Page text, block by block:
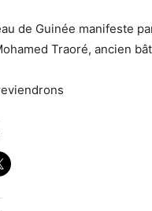
de Guinée manifeste
Traoré, ancien